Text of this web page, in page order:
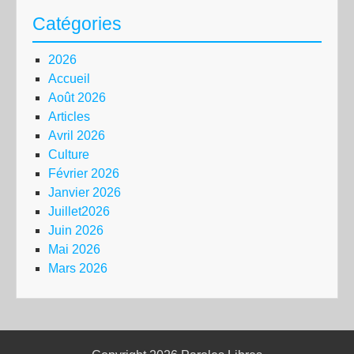
Catégories
2026
Accueil
Août 2026
Articles
Avril 2026
Culture
Février 2026
Janvier 2026
Juillet2026
Juin 2026
Mai 2026
Mars 2026